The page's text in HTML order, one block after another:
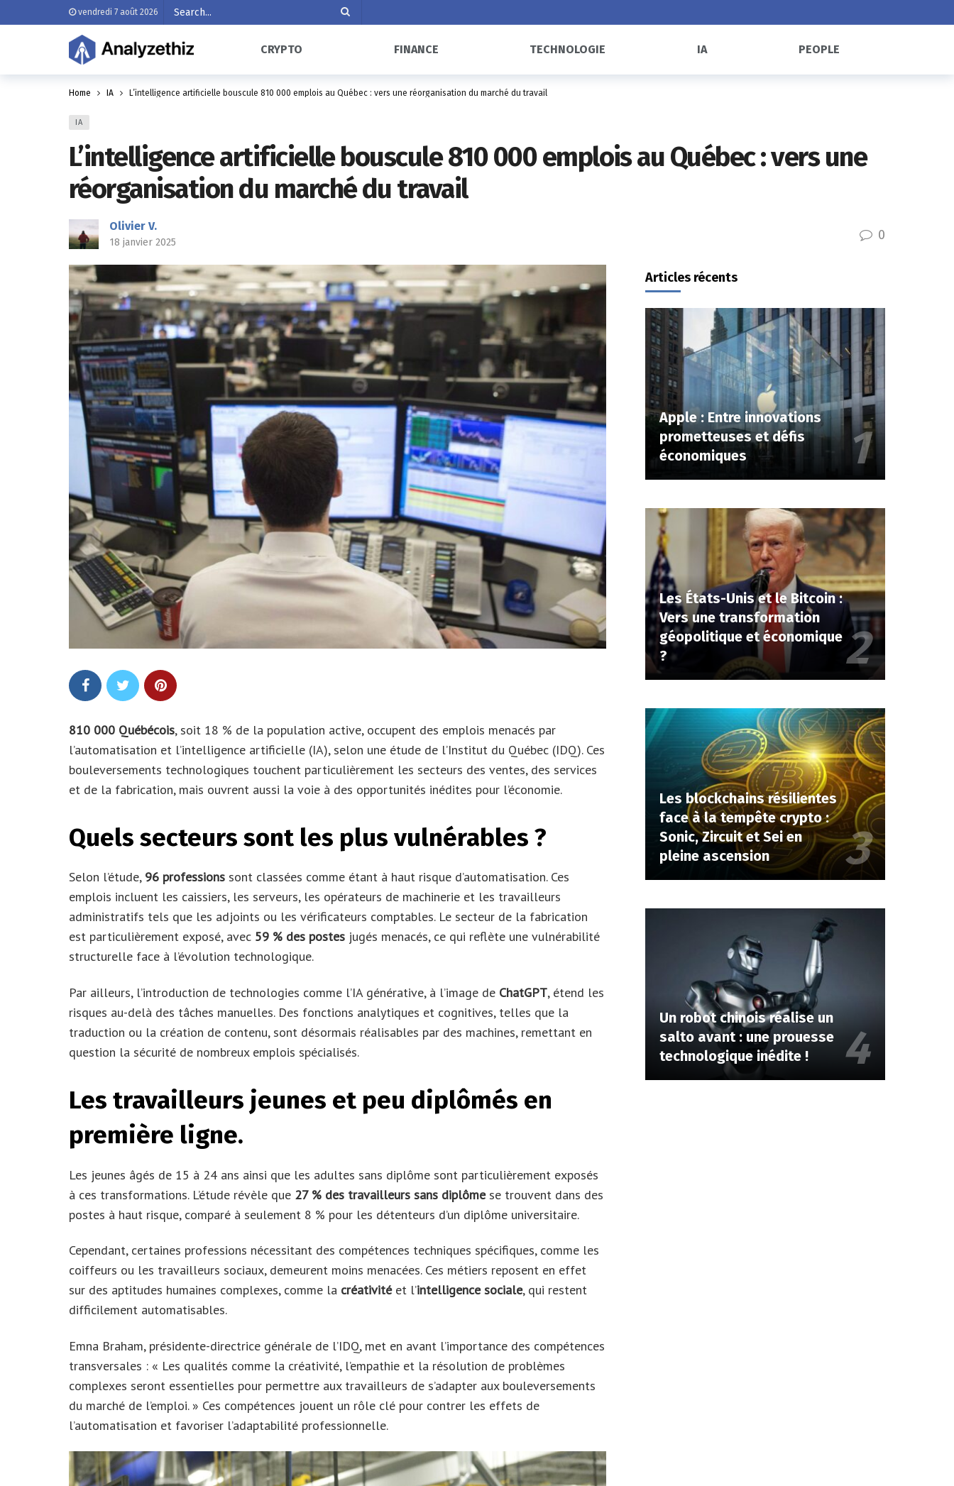
vendredi 7 août 2026
CRYPTO FINANCE TECHNOLOGIE IA PEOPLE
Home IA L’intelligence artificielle bouscule 810 000 emplois au Québec : vers une réorganisation du marché du travail
IA
L’intelligence artificielle bouscule 810 000 emplois au Québec : vers une
réorganisation du marché du travail
Olivier V.
18 janvier 2025 0
810 000 Québécois, soit 18 % de la population active, occupent des emplois menacés par
l’automatisation et l’intelligence artificielle (IA), selon une étude de l’Institut du Québec (IDQ). Ces
bouleversements technologiques touchent particulièrement les secteurs des ventes, des services
et de la fabrication, mais ouvrent aussi la voie à des opportunités inédites pour l’économie.
Quels secteurs sont les plus vulnérables ?
Selon l’étude, 96 professions sont classées comme étant à haut risque d’automatisation. Ces
emplois incluent les caissiers, les serveurs, les opérateurs de machinerie et les travailleurs
administratifs tels que les adjoints ou les vérificateurs comptables. Le secteur de la fabrication
est particulièrement exposé, avec 59 % des postes jugés menacés, ce qui reflète une vulnérabilité
structurelle face à l’évolution technologique.
Par ailleurs, l’introduction de technologies comme l’IA générative, à l’image de ChatGPT, étend les
risques au-delà des tâches manuelles. Des fonctions analytiques et cognitives, telles que la
traduction ou la création de contenu, sont désormais réalisables par des machines, remettant en
question la sécurité de nombreux emplois spécialisés.
Les travailleurs jeunes et peu diplômés en
première ligne.
Les jeunes âgés de 15 à 24 ans ainsi que les adultes sans diplôme sont particulièrement exposés
à ces transformations. L’étude révèle que 27 % des travailleurs sans diplômese trouvent dans des
postes à haut risque, comparé à seulement 8 % pour les détenteurs d’un diplôme universitaire.
Cependant, certaines professions nécessitant des compétences techniques spécifiques, comme les
coiffeurs ou les travailleurs sociaux, demeurent moins menacées. Ces métiers reposent en effet
sur des aptitudes humaines complexes, comme la créativitéet l’intelligence sociale, qui restent
difficilement automatisables.
Emna Braham, présidente-directrice générale de l’IDQ, met en avant l’importance des compétences
transversales : « Les qualités comme la créativité, l’empathie et la résolution de problèmes
complexes seront essentielles pour permettre aux travailleurs de s’adapter aux bouleversements
du marché de l’emploi. » Ces compétences jouent un rôle clé pour contrer les effets de
l’automatisation et favoriser l’adaptabilité professionnelle.
Articles récents
Apple : Entre innovations
prometteuses et défis
économiques
Les États-Unis et le Bitcoin :
Vers une transformation
géopolitique et économique
?
Les blockchains résilientes
face à la tempête crypto :
Sonic, Zircuit et Sei en
pleine ascension
Un robot chinois réalise un
salto avant : une prouesse
technologique inédite !